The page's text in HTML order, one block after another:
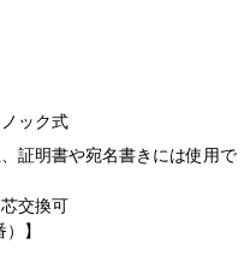
ック式
証明書や宛名書きには使用で
交換可
】